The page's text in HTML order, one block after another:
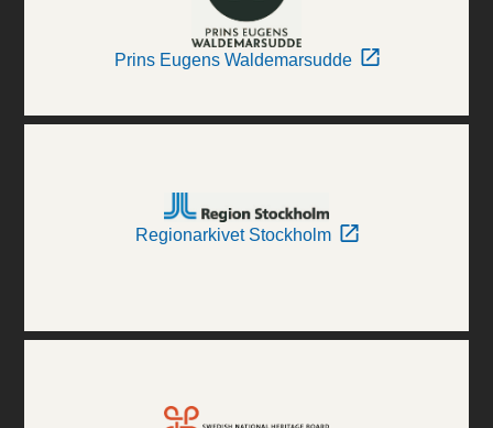
Prins Eugens Waldemarsudde
Regionarkivet Stockholm